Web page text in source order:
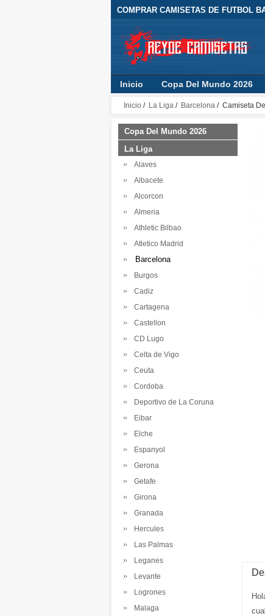
COMPRAR CAMISETAS DE FUTBOL
Inicio Copa Del Mundo 2026
Inicio / La Liga / Barcelona / Camiseta
Copa Del Mundo 2026
La Liga
Alaves
Albacete
Alcorcon
Almeria
Athletic Bilbao
Atletico Madrid
Barcelona
Burgos
Cadiz
Cartagena
Castellon
CD Lugo
Celta de Vigo
Ceuta
Cordoba
Deportivo de La Coruna
Eibar
Elche
Espanyol
Gerona
Getafe
Girona
Granada
Hercules
Las Palmas
Leganes
Levante
Logrones
Malaga